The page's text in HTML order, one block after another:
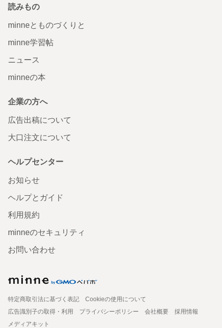
読みもの
minneとものづくりと
minne学習帖
ニュース
minneの本
企業の方へ
広告出稿について
大口注文について
ヘルプセンター
お知らせ
ヘルプとガイド
利用規約
minneのセキュリティ
お問い合わせ
特定商取引法に基づく表記
Cookieの使用について
広告識別子の取得・利用
プライバシーポリシー 会社概要
採用情報
メディアキット